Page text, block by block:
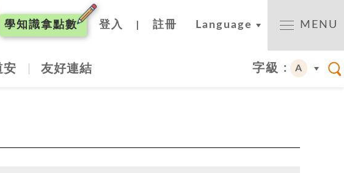
學知識拿點數 登入 註冊 Language MENU
安 友好連結 字級 : A